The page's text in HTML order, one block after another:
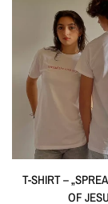
T-SHIRT –
OF